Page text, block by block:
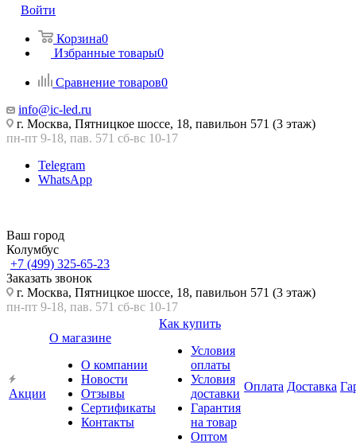
Войти
Корзина0
Избранные товары0
Сравнение товаров0
info@ic-led.ru
г. Москва, Пятницкое шоссе, 18, павильон 571 (3 этаж)
пн-пт 9-18, пав. 571 сб-вс 10-17
Telegram
WhatsApp
Ваш город
Колумбус
+7 (499) 325-65-23
Заказать звонок
г. Москва, Пятницкое шоссе, 18, павильон 571 (3 этаж)
пн-пт 9-18, пав. 571 сб-вс 10-17
Акции
О магазине
О компании
Новости
Отзывы
Сертификаты
Контакты
Как купить
Условия
оплаты
Условия
доставки
Гарантия
на товар
Оптом
Оплата Доставка